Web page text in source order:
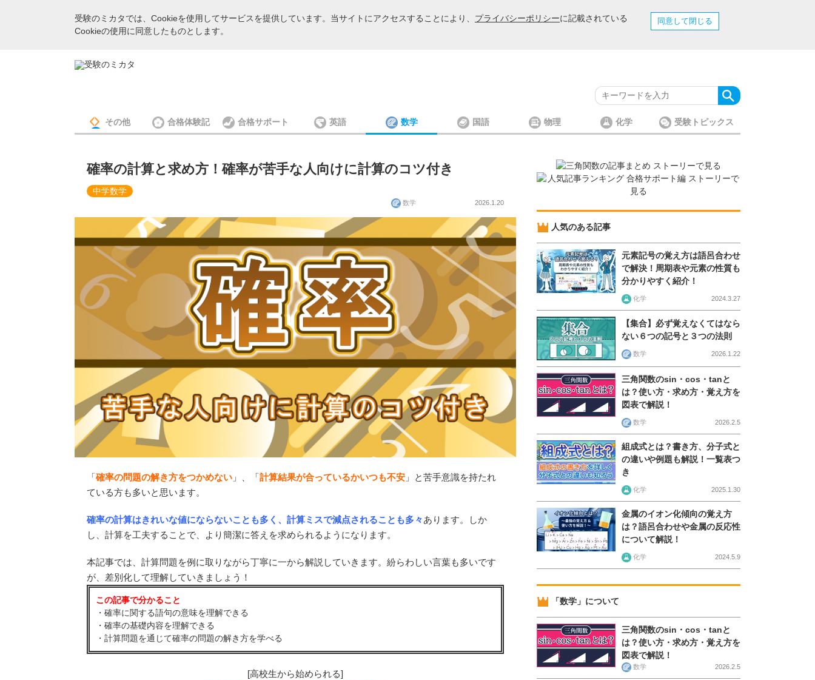
受験のミカタでは、Cookieを使用してサービスを提供しています。当サイトにアクセスすることにより、 プライバシーポリシーに記載されている
Cookieの使用に同意したものとします。
同意して閉じる
その他 合格体験記 合格サポート 英語 数学 国語 物理 化学 受験トピックス
確率の計算と求め方！確率が苦手な人向けに計算のコツ付き
中学数学
数学 2026.1.20
「確率の問題の解き方をつかめない 」、「計算結果が合っているかいつも不安 」と苦手意識を持たれ
ている方も多いと思います。
確率の計算はきれいな値にならないことも多く、計算ミスで減点されることも多々あります。しか
し、計算を工夫することで、より簡潔に答えを求められるようになります。
本記事では、計算問題を例に取りながら丁寧に一から解説していきます。紛らわしい言葉も多いです
が、差別化して理解していきましょう！
この記事で分かること
・確率に関する語句の意味を理解できる
・確率の基礎内容を理解できる
・計算問題を通じて確率の問題の解き方を学べる
[高校生から始められる]
人気のある記事
元素記号の覚え方は語呂合わせ
で解決！周期表や元素の性質も
分かりやすく紹介！
化学 2024.3.27
【集合】必ず覚えなくてはなら
ない６つの記号と３つの法則
数学 2026.1.22
三角関数のsin・cos・tanと
は？使い方・求め方・覚え方を
図表で解説！
数学 2026.2.5
組成式とは？書き方、分子式と
の違いや例題も解説！一覧表つ
き
化学 2025.1.30
金属のイオン化傾向の覚え方
は？語呂合わせや金属の反応性
について解説！
化学 2024.5.9
「数学」について
三角関数のsin・cos・tanと
は？使い方・求め方・覚え方を
図表で解説！
数学 2026.2.5